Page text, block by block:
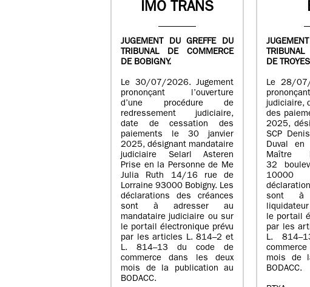
IMO TRANS
JUGEMENT DU GREFFE DU
TRIBUNAL DE COMMERCE
DE BOBIGNY.
Le 30/07/2026. Jugement
prononçant l’ouverture
d’une procédure de
redressement judiciaire,
date de cessation des
paiements le 30 janvier
2025, désignant mandataire
judiciaire Selarl Asteren
Prise en la Personne de Me
Julia Ruth 14/16 rue de
Lorraine 93000 Bobigny. Les
déclarations des créances
sont à adresser au
mandataire judiciaire ou sur
le portail électronique prévu
par les articles L. 814–2 et
L. 814–13 du code de
commerce dans les deux
mois de la publication au
BODACC.
DE
Le 28/
judiciaire,
des
2025,
SCP
Duval en
Maître
32
10000
sont à
le portail
par les
L.
mois de
BODACC.